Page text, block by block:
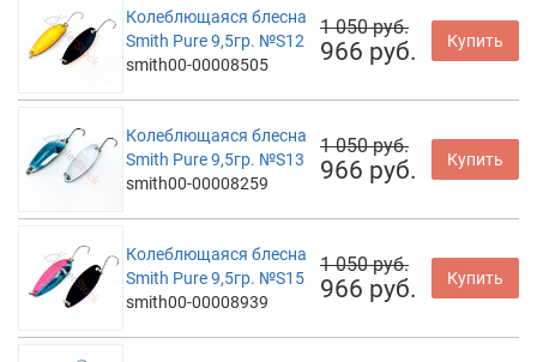
Колеблющаяся блесна
Smith Pure 9,5гр. №S12
smith00-00008505
1 050 руб.
966 руб. Купить
Колеблющаяся блесна
Smith Pure 9,5гр. №S13
smith00-00008259
1 050 руб.
966 руб. Купить
Колеблющаяся блесна
Smith Pure 9,5гр. №S15
smith00-00008939
1 050 руб.
966 руб. Купить